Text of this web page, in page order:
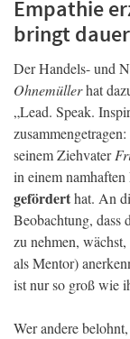
Empathie
bringt
Der Handels- und
Ohnemüllerhat
„Lead. Speak.
seinem Ziehvater
in einem
geförderthat. An
Beobachtung, dass
zu nehmen,
als Mentor)
ist nur so groß wie
Wer andere